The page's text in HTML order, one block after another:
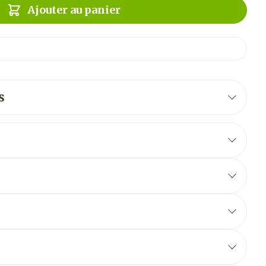
Ajouter au panier